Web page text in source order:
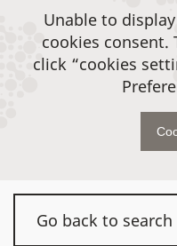
Go back to search
Unable to
cookies consent.
click “cookies